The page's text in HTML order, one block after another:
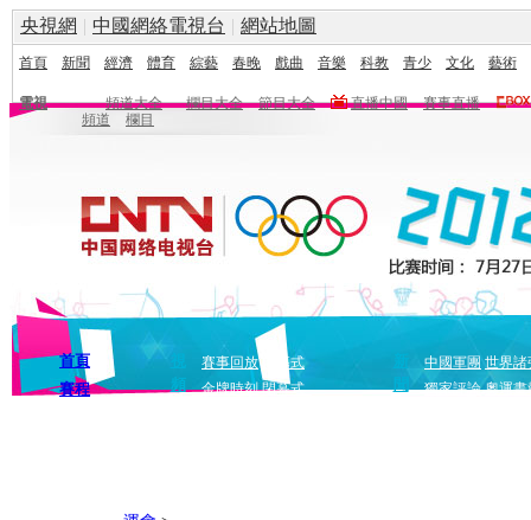
央視網 | 中國網絡電視台 | 網站地圖
首頁 新聞 經濟 體育 綜藝 春晚 戲曲 音樂 科教 青少 文化 藝術
電視 頻道大全 欄目大全 節目大全 直播中國
賽事直播
頻道
欄目
首頁
賽程
頻
賽事回放
開幕式
金牌時刻 閉幕式
中國軍團 世界諸
獨家評論 奧運畫